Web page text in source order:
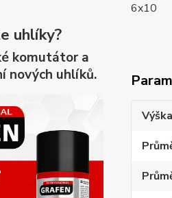
uhlíky?
komutátor a
nových uhlíků.
6x10